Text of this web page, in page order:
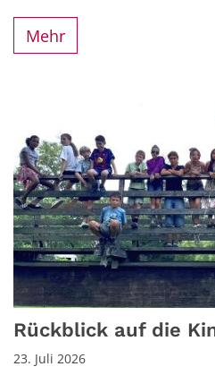
Mehr
Rückblick auf die
23. Juli 2026